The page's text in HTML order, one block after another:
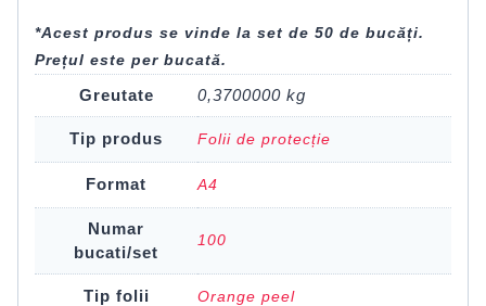
*Acest produs se vinde la set de 50 de bucăți.
Prețul este per bucată.
Greutate 0,3700000 kg
Tip produs Folii de protecție
Format A4
Numar
bucati/set
100
Tip folii Orange peel